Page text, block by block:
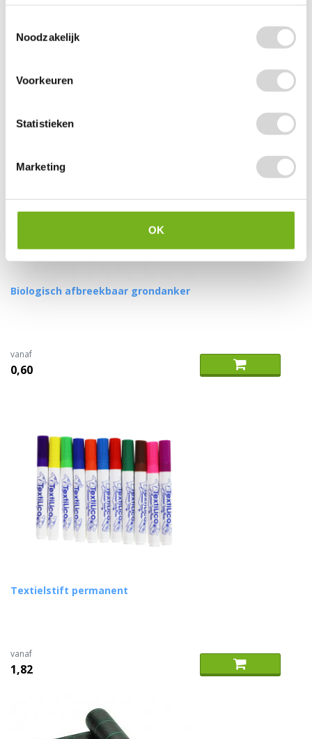
Noodzakelijk
Voorkeuren
Statistieken
Marketing
OK
(228)
Biologisch afbreekbaar grondanker
vanaf
0,60
Textielstift permanent
vanaf
1,82